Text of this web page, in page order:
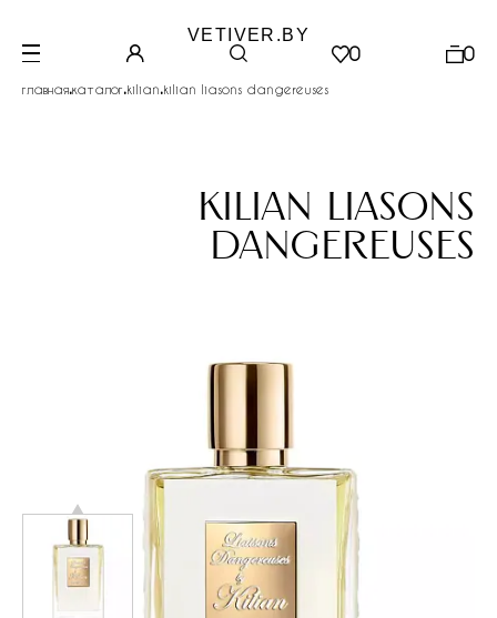
VETIVER.BY
0 0
главная.каталог.kilian.kilian liasons dangereuses
kilian liasons
dangereuses